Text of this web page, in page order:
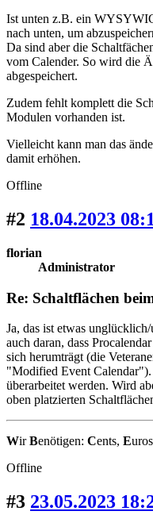
Ist unten z.B. ein
nach unten, um
Da sind aber die
vom Calender. So wird die
abgespeichert.
Zudem fehlt komplett die
Modulen vorhanden ist.
Vielleicht kann man das
damit erhöhen.
Offline
#2 18.04.2023
florian
Administrator
Re: Schaltflächen
Ja, das ist etwas
auch daran, dass
sich herumträgt (die
"Modified Event
überarbeitet werden. Wird
oben platzierten
WirBenötigen: Cents, E
Offline
#3 23.05.2023